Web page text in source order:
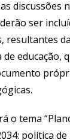
discussões
ser
resultantes
educação,
o tema
política